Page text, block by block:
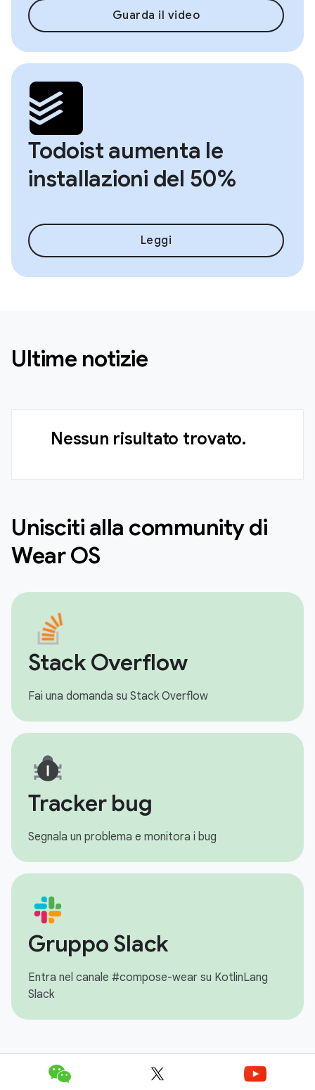
Guarda il video
Todoist aumenta le
installazioni del 50%
Leggi
Ultime notizie
Nessun risultato trovato.
Unisciti alla community di
Wear OS
Stack Overflow
Fai una domanda su Stack Overflow
Tracker bug
Segnala un problema e monitora i bug
Gruppo Slack
Entra nel canale #compose-wear su KotlinLang
Slack